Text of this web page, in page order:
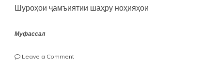
Шуроҳои ҷамъиятии шаҳру ноҳияҳои
Муфассал
Leave a Commenton